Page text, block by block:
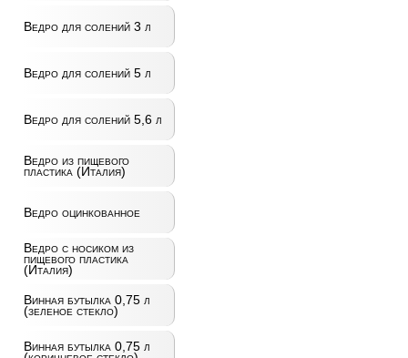
Ведро для солений 3 л
Ведро для солений 5 л
Ведро для солений 5,6 л
Ведро из пищевого
пластика (Италия)
Ведро оцинкованное
Ведро с носиком из
пищевого пластика
(Италия)
Винная бутылка 0,75 л
(зеленое стекло)
Винная бутылка 0,75 л